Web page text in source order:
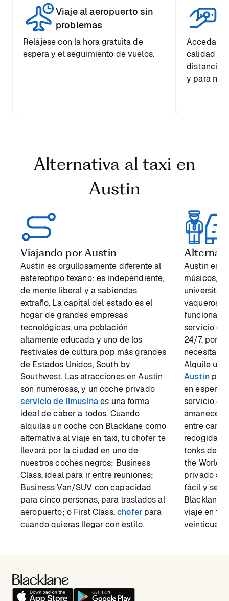
Viaje al aeropuerto sin
problemas
Relájese con la hora gratuita de
espera y el seguimiento de vuelos.
Acceda a
calidad a
distancia
y para
Alternativa al taxi en
Austin
Viajando por Austin
Austin es orgullosamente diferente al
estereotipo texano: es independiente,
de mente liberal y a sabiendas
extraño. La capital del estado es el
hogar de grandes empresas
tecnológicas, una población
altamente educada y uno de los
festivales de cultura pop más grandes
de Estados Unidos, South by
Southwest. Las atracciones en Austin
son numerosas, y un coche privado
servicio de limusinaes una forma
ideal de caber a todos. Cuando
alquilas un coche con Blacklane como
alternativa al viaje en taxi, tu chofer te
llevará por la ciudad en uno de
nuestros coches negros: Business
Class, ideal para ir entre reuniones;
Business Van/SUV con capacidad
para cinco personas, para traslados al
aeropuerto; o First Class,choferpara
cuando quieras llegar con estilo.
Austin es
músicos,
vaqueros,
servicio de
24/7, por
necesita
Alquile un
Austinpor
en espera,
servicio de
amanecer,
entre
recogida
tonks de
the
privado se
fácil y
Blacklane,
viaje en